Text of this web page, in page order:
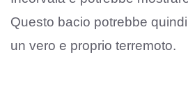
Questo bacio potrebbe
un vero e proprio terremoto.